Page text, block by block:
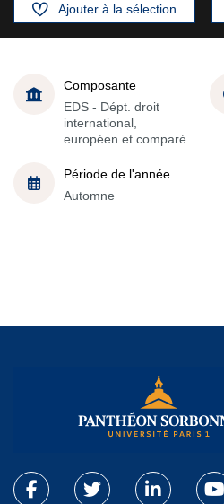
Ajouter à la sélection
Composante
EDS - Dépt. droit
international,
européen et comparé
Période de l'année
Automne